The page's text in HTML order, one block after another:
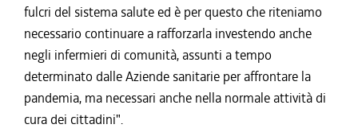
fulcri del sistema salute ed è per questo che riteniamo
necessario continuare a rafforzarla investendo anche
negli infermieri di comunità, assunti a tempo
determinato dalle Aziende sanitarie per affrontare la
pandemia, ma necessari anche nella normale attività di
cura dei cittadini".